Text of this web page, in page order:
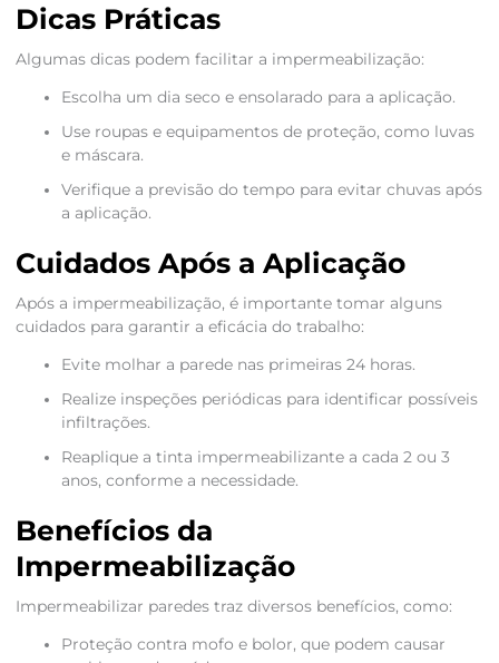
Dicas Práticas
Algumas dicas podem facilitar a impermeabilização:
Escolha um dia seco e ensolarado para a aplicação.
Use roupas e equipamentos de proteção, como luvas
e máscara.
Verifique a previsão do tempo para evitar chuvas após
a aplicação.
Cuidados Após a Aplicação
Após a impermeabilização, é importante tomar alguns
cuidados para garantir a eficácia do trabalho:
Evite molhar a parede nas primeiras 24 horas.
Realize inspeções periódicas para identificar possíveis
infiltrações.
Reaplique a tinta impermeabilizante a cada 2 ou 3
anos, conforme a necessidade.
Benefícios da
Impermeabilização
Impermeabilizar paredes traz diversos benefícios, como:
Proteção contra mofo e bolor, que podem causar